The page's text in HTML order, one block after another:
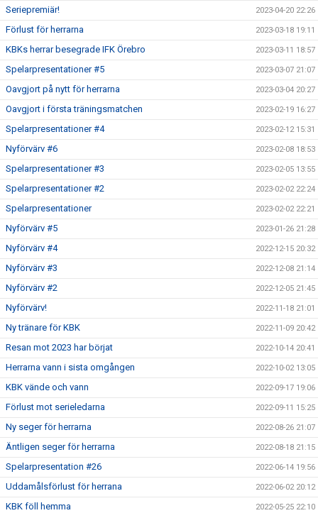
Seriepremiär! 2023-04-20 22:26
Förlust för herrarna 2023-03-18 19:11
KBKs herrar besegrade IFK Örebro 2023-03-11 18:57
Spelarpresentationer #5 2023-03-07 21:07
Oavgjort på nytt för herrarna 2023-03-04 20:27
Oavgjort i första träningsmatchen 2023-02-19 16:27
Spelarpresentationer #4 2023-02-12 15:31
Nyförvärv #6 2023-02-08 18:53
Spelarpresentationer #3 2023-02-05 13:55
Spelarpresentationer #2 2023-02-02 22:24
Spelarpresentationer 2023-02-02 22:21
Nyförvärv #5 2023-01-26 21:28
Nyförvärv #4 2022-12-15 20:32
Nyförvärv #3 2022-12-08 21:14
Nyförvärv #2 2022-12-05 21:45
Nyförvärv! 2022-11-18 21:01
Ny tränare för KBK 2022-11-09 20:42
Resan mot 2023 har börjat 2022-10-14 20:41
Herrarna vann i sista omgången 2022-10-02 13:05
KBK vände och vann 2022-09-17 19:06
Förlust mot serieledarna 2022-09-11 15:25
Ny seger för herrarna 2022-08-26 21:07
Äntligen seger för herrarna 2022-08-18 21:15
Spelarpresentation #26 2022-06-14 19:56
Uddamålsförlust för herrana 2022-06-02 20:12
KBK föll hemma 2022-05-25 22:10